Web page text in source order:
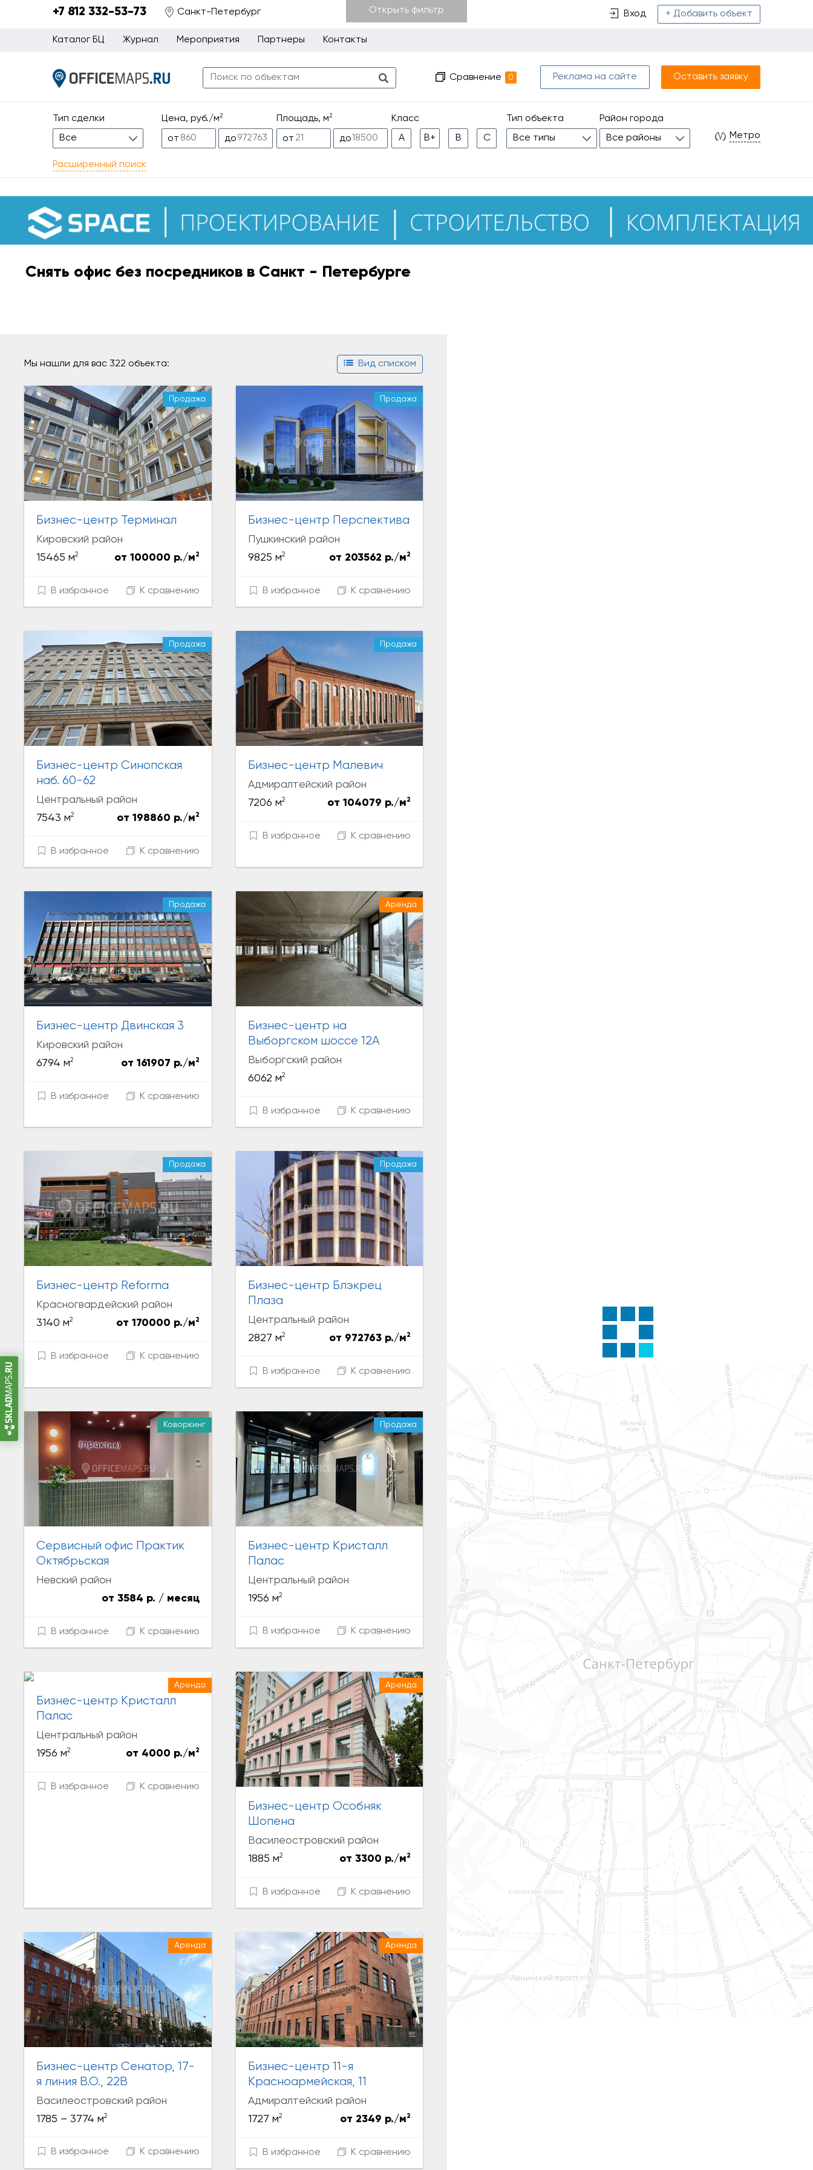
+7 812 332-53-73 Санкт-Петербург Вход + Добавить объект
Каталог БЦ Журнал Мероприятия Партнеры Контакты
Сравнение 0 Реклама на сайте Оставить заявку
Тип сделки
Все
Цена, руб./м2
от до
Площадь, м2
от до
Класс
A
B+ B С
Тип объекта
Все типы
Район города
Все районы
Метро
Расширенный поиск
Открыть фильтр
Снять офис без посредников в Санкт - Петербурге
Мы нашли для вас 322 объекта: Вид списком
Продажа
Бизнес-центр Терминал
Кировский район
15465 м2 от 100000 р./м 2
В избранное К сравнению
Продажа
Бизнес-центр Перспектива
Пушкинский район
9825 м2 от 203562 р./м 2
В избранное К сравнению
Продажа
Бизнес-центр Синопская
наб. 60-62
Центральный район
7543 м2 от 198860 р./м 2
В избранное К сравнению
Продажа
Бизнес-центр Малевич
Адмиралтейский район
7206 м2 от 104079 р./м 2
В избранное К сравнению
Продажа
Бизнес-центр Двинская 3
Кировский район
6794 м2 от 161907 р./м 2
В избранное К сравнению
Аренда
Бизнес-центр на
Выборгском шоссе 12А
Выборгский район
6062 м2
В избранное К сравнению
Продажа
Бизнес-центр Reforma
Красногвардейский район
3140 м2 от 170000 р./м 2
В избранное К сравнению
Продажа
Бизнес-центр Блэкрец
Плаза
Центральный район
2827 м2 от 972763 р./м 2
В избранное К сравнению
Аренда
Коворкинг
Сервисный офис Практик
Октябрьская
Невский район
от 3584 р. / месяц
В избранное К сравнению
Продажа
Бизнес-центр Кристалл
Палас
Центральный район
1956 м2
В избранное К сравнению
Аренда
Бизнес-центр Кристалл
Палас
Центральный район
1956 м2 от 4000 р./м 2
В избранное К сравнению
Аренда
Бизнес-центр Особняк
Шопена
Василеостровский район
1885 м2 от 3300 р./м 2
В избранное К сравнению
Аренда
Бизнес-центр Сенатор, 17-
я линия В.О., 22В
Василеостровский район
1785 – 3774 м2
В избранное К сравнению
Аренда
Бизнес-центр 11-я
Красноармейская, 11
Адмиралтейский район
1727 м2 от 2349 р./м 2
В избранное К сравнению